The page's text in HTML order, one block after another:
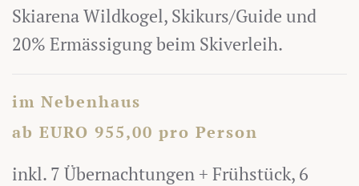
Skiarena Wildkogel, Skikurs/Guide und
20% Ermässigung beim Skiverleih.
im Nebenhaus
ab EURO 955,00 pro Person
inkl. 7 Übernachtungen + Frühstück, 6